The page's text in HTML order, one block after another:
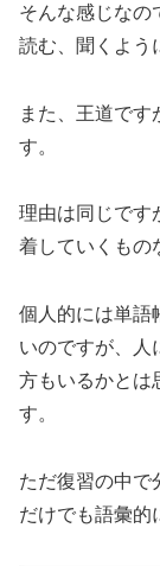
そんな感じなの
読む、聞くよう
また、王道で
す。
理由は同じです
着していくもの
個人的には単語
いのですが、人
方もいるかとは
す。
ただ復習の中で
だけでも語彙的